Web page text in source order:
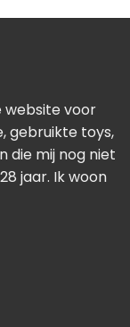
website voor
gebruikte toys,
die mij nog niet
jaar. Ik woon